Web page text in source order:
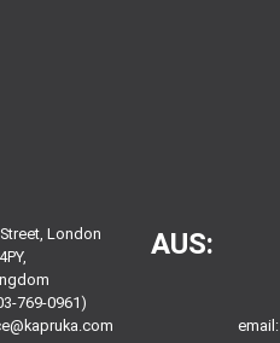
London
769-0961)
AUS:
email: